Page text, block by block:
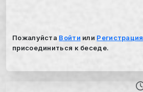
Пожалуйста Войти или Регистрация
присоединиться к беседе.